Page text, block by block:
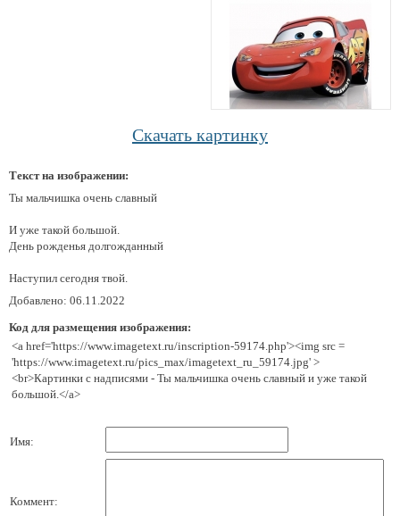
Скачать картинку
Текст на изображении:
Ты мальчишка очень славный
И уже такой большой.
День рожденья долгожданный
Наступил сегодня твой.
Добавлено: 06.11.2022
Код для размещения изображения:
<a href='https://www.imagetext.ru/inscription-59174.php'><img src =
'https://www.imagetext.ru/pics_max/imagetext_ru_59174.jpg' >
<br>Картинки с надписями - Ты мальчишка очень славный и уже такой
большой.</a>
Имя:
Коммент: